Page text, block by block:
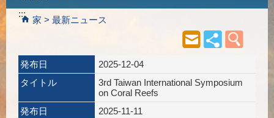
:::
家 最新ニュース
発布日
2025-12-04
タイトル
3rd Taiwan International Symposium
on Coral Reefs
発布日
2025-11-11